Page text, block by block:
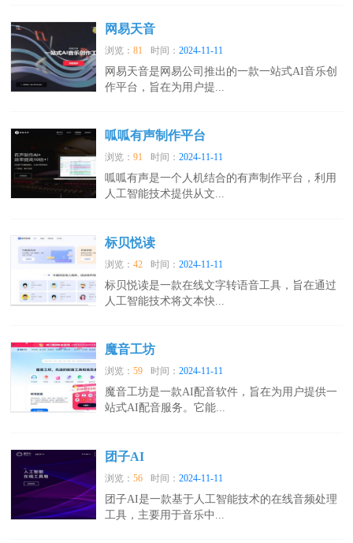
网易天音
浏览：81 时间：2024-11-11
网易天音是网易公司推出的一款一站式AI音乐创
作平台，旨在为用户提...
呱呱有声制作平台
浏览：91 时间：2024-11-11
呱呱有声是一个人机结合的有声制作平台，利用
人工智能技术提供从文...
标贝悦读
浏览：42 时间：2024-11-11
标贝悦读是一款在线文字转语音工具，旨在通过
人工智能技术将文本快...
魔音工坊
浏览：59 时间：2024-11-11
魔音工坊是一款AI配音软件，旨在为用户提供一
站式AI配音服务。它能...
团子AI
浏览：56 时间：2024-11-11
团子AI是一款基于人工智能技术的在线音频处理
工具，主要用于音乐中...